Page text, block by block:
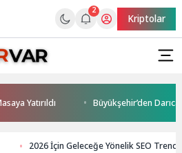
2
Kriptolar
Yatırıldı Büyükşehir’den Darıca’ya
2026 İçin Geleceğe Yönelik SEO